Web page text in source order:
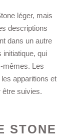
léger, mais
descriptions
dans un autre
initiatique, qui
mêmes. Les
apparitions et
être suivies.
STONE